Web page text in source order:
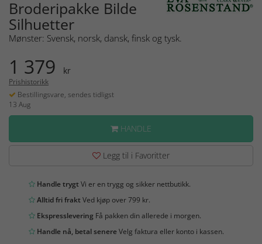
Broderipakke Bilde
Silhuetter
Mønster: Svensk, norsk, dansk, finsk og tysk.
1 379 kr
Prishistorikk
Bestillingsvare, sendes tidligst
13 Aug
HANDLE
Legg til i Favoritter
Handle trygtVi er en trygg og sikker nettbutikk.
Alltid fri fraktVed kjøp over 799 kr.
Ekspresslevering Få pakken din allerede i morgen.
Handle nå, betal senereVelg faktura eller konto i kassen.